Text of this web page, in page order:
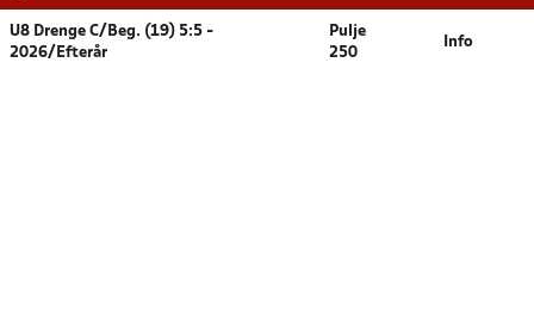
U8 Drenge C/Beg. (19) 5:5 -
2026/Efterår
Pulje
250
Info